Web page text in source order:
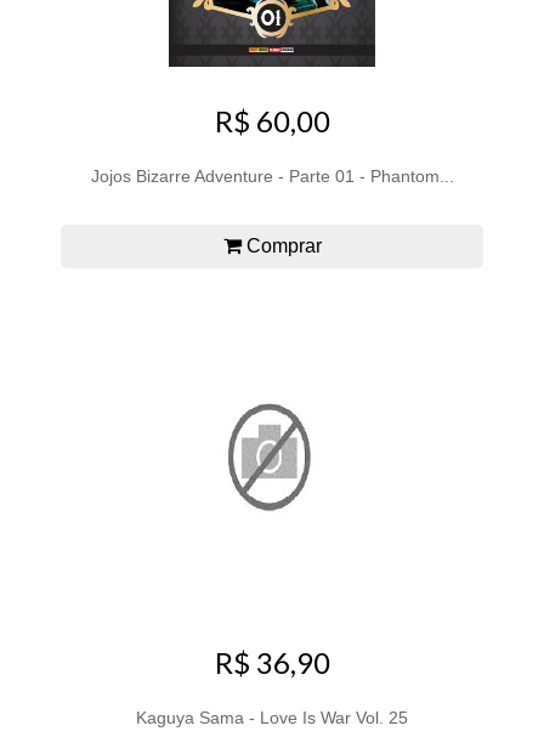
R$ 60,00
Jojos Bizarre Adventure - Parte 01 - Phantom...
Comprar
R$ 36,90
Kaguya Sama - Love Is War Vol. 25